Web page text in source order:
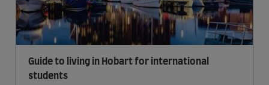
Guide to living in Hobart for international
students